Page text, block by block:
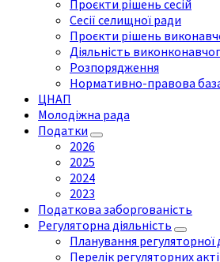
Проєкти рішень сесій
Сесії селищної ради
Проєкти рішень
Діяльність
Розпорядження
Нормативно-правова
ЦНАП
Молодіжна рада
Податки
2026
2025
2024
2023
Податкова заборгованість
Регуляторна діяльність
Планування регуляторної
Перелік регуляторних